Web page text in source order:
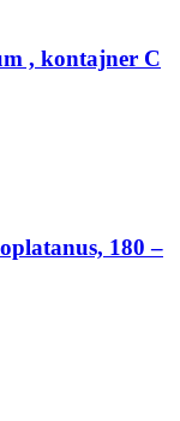
, kontajner C
180 –